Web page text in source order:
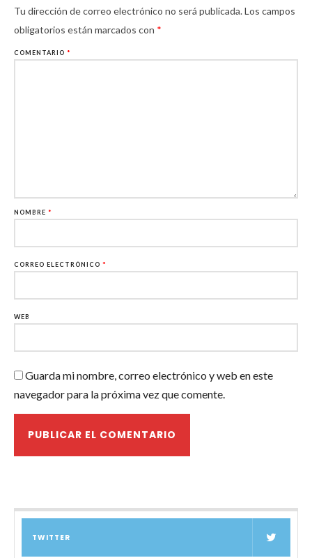
Tu dirección de correo electrónico no será publicada.Los campos
obligatorios están marcados con *
COMENTARIO *
NOMBRE *
CORREO ELECTRÓNICO *
WEB
Guarda mi nombre, correo electrónico y web en este
navegador para la próxima vez que comente.
TWITTER